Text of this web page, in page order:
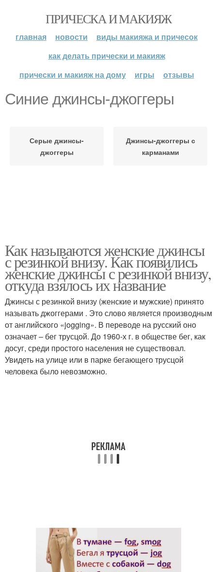
ПРИЧЕСКА И МАКИЯЖ
главная новости
виды макияжа и причесок
как делать прически и макияж
прически и макияж на дому
игры отзывы
Синие джинсы-джоггеры
Серые джинсы-
джоггеры
Джинсы-джоггеры с
карманами
Как называются женские джинсы
с резинкой внизу. Как появились
женские джинсы с резинкой внизу,
откуда взялось их название
Джинсы с резинкой внизу (женские и мужские) принято
называть джоггерами . Это слово является производным
от английского «jogging». В переводе на русский оно
означает – бег трусцой. До 1960-х г. в обществе бег, как
досуг, среди простого населения не существовал.
Увидеть на улице или в парке бегающего трусцой
человека было невозможно.